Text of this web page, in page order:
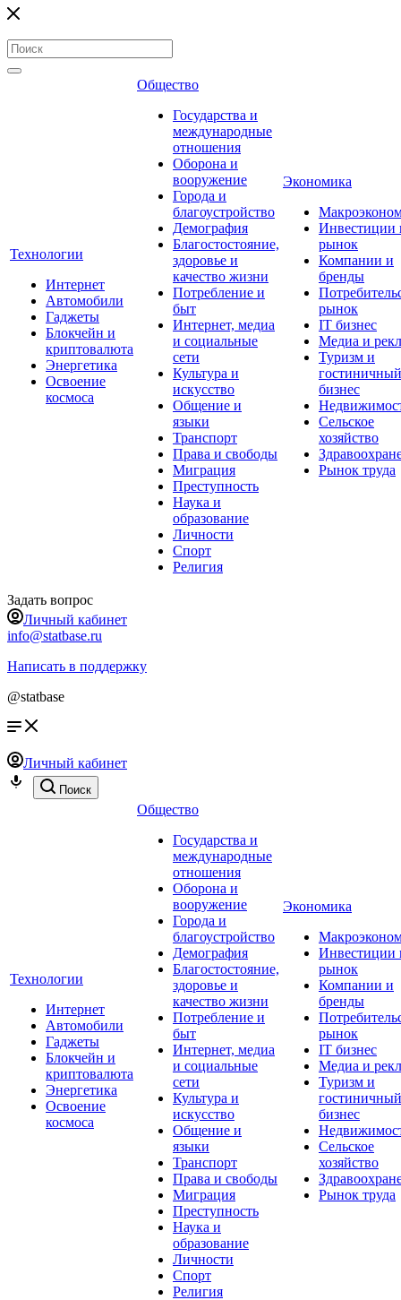
Технологии
Интернет
Автомобили
Гаджеты
Блокчейн и
криптовалюта
Энергетика
Освоение
космоса
Общество
Государства и
международные
отношения
Оборона и
вооружение
Города и
благоустройство
Демография
Благостостояние,
здоровье и
качество жизни
Потребление и
быт
Интернет, медиа
и социальные
сети
Культура и
искусство
Общение и
языки
Транспорт
Права и свободы
Миграция
Преступность
Наука и
образование
Личности
Спорт
Религия
Экономика
Инвестиции
рынок
Компании и
бренды
рынок
IT бизнес
Медиа и
Туризм и
гостиничный
бизнес
Сельское
хозяйство
Рынок труда
Задать вопрос
Личный кабинет
info@statbase.ru
Написать в поддержку
@statbase
Личный кабинет
Поиск
Технологии
Интернет
Автомобили
Гаджеты
Блокчейн и
криптовалюта
Энергетика
Освоение
космоса
Общество
Государства и
международные
отношения
Оборона и
вооружение
Города и
благоустройство
Демография
Благостостояние,
здоровье и
качество жизни
Потребление и
быт
Интернет, медиа
и социальные
сети
Культура и
искусство
Общение и
языки
Транспорт
Права и свободы
Миграция
Преступность
Наука и
образование
Личности
Спорт
Религия
Экономика
Инвестиции
рынок
Компании и
бренды
рынок
IT бизнес
Медиа и
Туризм и
гостиничный
бизнес
Сельское
хозяйство
Рынок труда